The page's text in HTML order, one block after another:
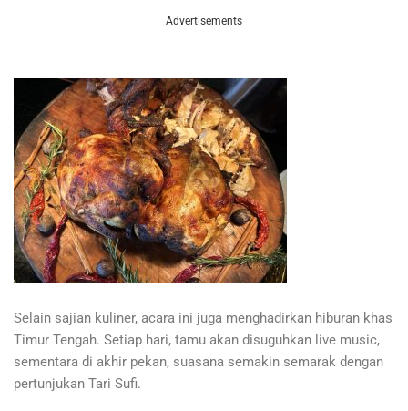
Advertisements
Selain sajian kuliner, acara ini juga menghadirkan hiburan khas
Timur Tengah. Setiap hari, tamu akan disuguhkan live music,
sementara di akhir pekan, suasana semakin semarak dengan
pertunjukan Tari Sufi.